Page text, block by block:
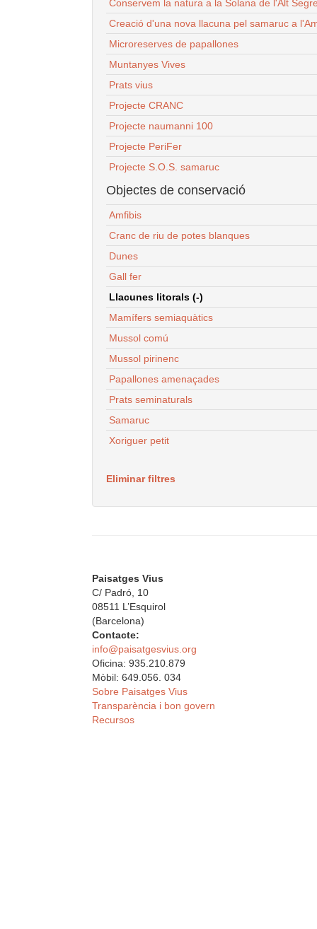
Conservem la natura a la Solana de l'Alt
Creació d'una nova llacuna pel samaruc a
Microreserves de papallones
Muntanyes Vives
Prats vius
Projecte CRANC
Projecte naumanni 100
Projecte PeriFer
Projecte S.O.S. samaruc
Objectes de conservació
Amfibis
Cranc de riu de potes blanques
Dunes
Gall fer
Llacunes litorals (-)
Mamífers semiaquàtics
Mussol comú
Mussol pirinenc
Papallones amenaçades
Prats seminaturals
Samaruc
Xoriguer petit
Eliminar filtres
Paisatges Vius
C/ Padró, 10
08511 L’Esquirol
(Barcelona)
Contacte:
info@paisatgesvius.org
Oficina: 935.210.879
Mòbil: 649.056. 034
Sobre Paisatges Vius
Transparència i bon govern
Recursos